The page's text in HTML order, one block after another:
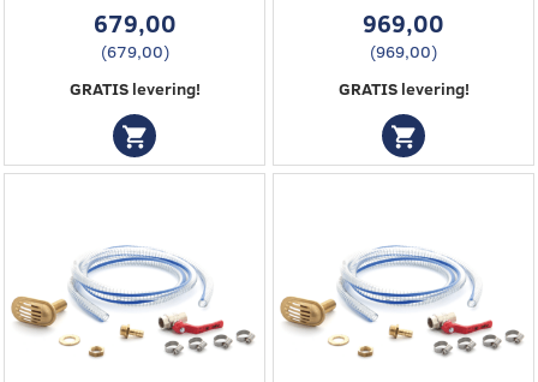
679,00
(679,00)
GRATIS levering!
969,00
(969,00)
GRATIS levering!